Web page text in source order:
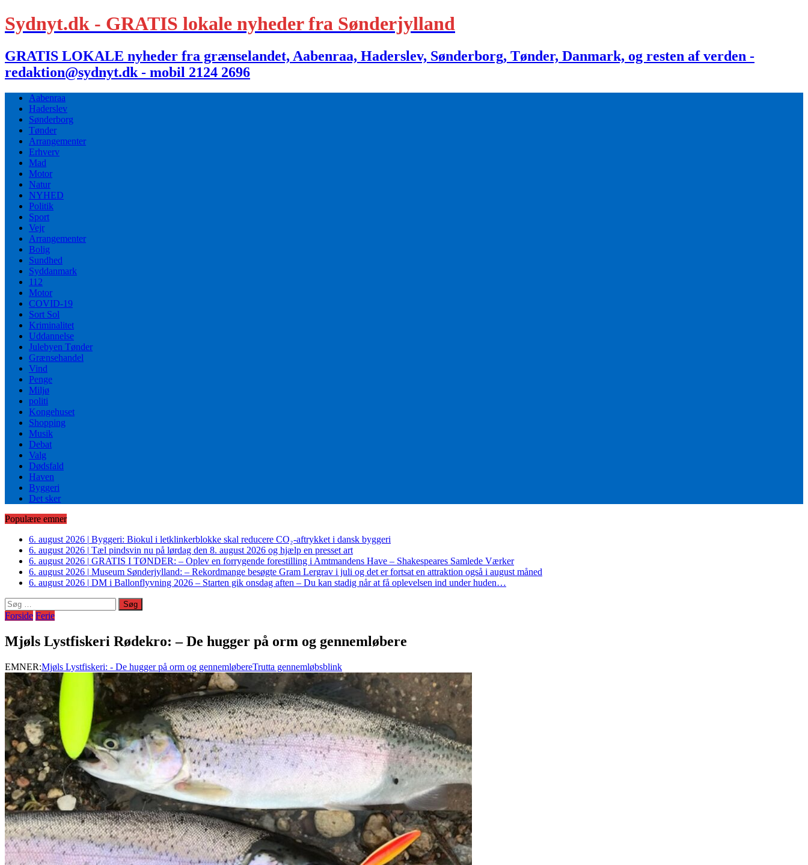
Sydnyt.dk - GRATIS lokale nyheder fra Sønderjylland
GRATIS LOKALE nyheder fra grænselandet, Aabenraa, Haderslev, Sønderborg, Tønder, Danmark, og resten af verden -
redaktion@sydnyt.dk - mobil 2124 2696
Aabenraa
Haderslev
Sønderborg
Tønder
Arrangementer
Erhverv
Mad
Motor
Natur
NYHED
Politik
Sport
Vejr
Arrangementer
Bolig
Sundhed
Syddanmark
112
Motor
COVID-19
Sort Sol
Kriminalitet
Uddannelse
Julebyen Tønder
Grænsehandel
Vind
Penge
Miljø
politi
Kongehuset
Shopping
Musik
Debat
Valg
Dødsfald
Haven
Byggeri
Det sker
Populære emner
6. august 2026 | Byggeri: Biokul i letklinkerblokke skal reducere CO₂-aftrykket i dansk byggeri
6. august 2026 | Tæl pindsvin nu på lørdag den 8. august 2026 og hjælp en presset art
6. august 2026 | GRATIS I TØNDER: – Oplev en forrygende forestilling i Amtmandens Have – Shakespeares Samlede Værker
6. august 2026 | Museum Sønderjylland: – Rekordmange besøgte Gram Lergrav i juli og det er fortsat en attraktion også i august måned
6. august 2026 | DM i Ballonflyvning 2026 – Starten gik onsdag aften – Du kan stadig når at få oplevelsen ind under huden…
Søg
efter:
Forside Ferie
Mjøls Lystfiskeri Rødekro: – De hugger på orm og gennemløbere
EMNER:Mjøls Lystfiskeri: - De hugger på orm og gennemløbereTrutta gennemløbsblink